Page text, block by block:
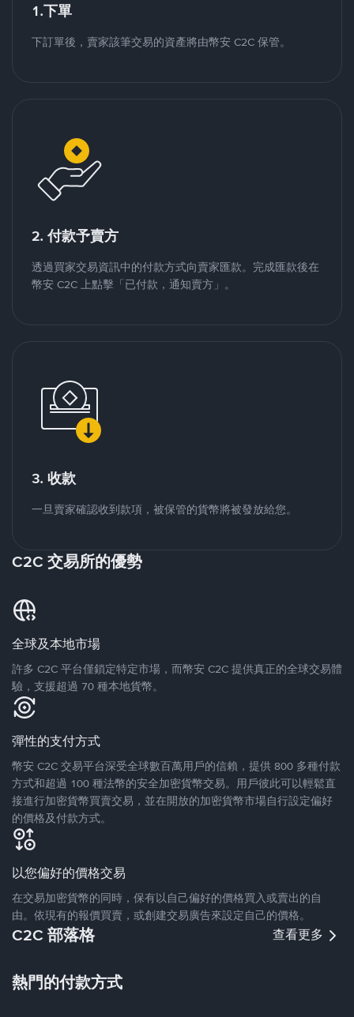
1.下單
下訂單後，賣家該筆交易的資產將由幣安 C2C 保管。
2. 付款予賣方
透過買家交易資訊中的付款方式向賣家匯款。完成匯款後在
幣安 C2C 上點擊「已付款，通知賣方」。
3. 收款
一旦賣家確認收到款項，被保管的貨幣將被發放給您。
C2C 交易所的優勢
全球及本地市場
許多 C2C 平台僅鎖定特定市場，而幣安 C2C 提供真正的全球交易體
驗，支援超過 70 種本地貨幣。
彈性的支付方式
幣安 C2C 交易平台深受全球數百萬用戶的信賴，提供 800 多種付款
方式和超過 100 種法幣的安全加密貨幣交易。用戶彼此可以輕鬆直
接進行加密貨幣買賣交易，並在開放的加密貨幣市場自行設定偏好
的價格及付款方式。
以您偏好的價格交易
在交易加密貨幣的同時，保有以自己偏好的價格買入或賣出的自
由。依現有的報價買賣，或創建交易廣告來設定自己的價格。
C2C 部落格 查看更多
熱門的付款方式